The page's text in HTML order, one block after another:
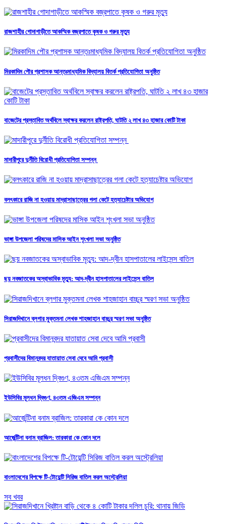
রাজশাহীর গোদাগাড়ীতে আকস্মিক বজ্রপাতে কৃষক ও গরুর মৃত্যু
মিরকাদিম পৌর প্রশাসক আন্তঃমাধ্যমিক বিদ্যালয় বিতর্ক প্রতিযোগিতা অনুষ্ঠিত
বাজেটের প্রস্তাবিত অর্থবিলে স্বাক্ষর করলেন রাষ্ট্রপতি, ঘাটতি ২ লাখ ৪৩ হাজার কোটি টাকা
মাদারীপুরে দুর্নীতি বিরোধী প্রতিযোগিতা সম্পন্ন
বলৎকারে রাজি না হওয়ায় মাদ্রাসাছাত্রের গলা কেটে হত্যাচেষ্টার অভিযোগ
ভাঙ্গা উপজেলা পরিষদের মাসিক আইন শৃংখলা সভা অনুষ্ঠিত
ছয় নবজাতকের অস্বাভাবিক মৃত্যু: আদ-দ্বীন হাসপাতালের লাইসেন্স বাতিল
সিরাজদিখানে ব্লগার মুক্তমনা লেখক শাহজাহান বাচ্চুর স্মরণ সভা অনুষ্ঠিত
প্রবাসীদের বিমানবন্দর যাতায়াত সেবা দেবে আমি প্রবাসী
ইউসিবির মূলধন দ্বিগুণ, ৪৩তম এজিএম সম্পন্ন
আর্জেন্টিনা বনাম ব্রাজিল: তারকারা কে কোন দলে
বাংলাদেশের বিপক্ষে টি-টোয়েন্টি সিরিজ বাতিল করল অস্ট্রেলিয়া
সব খবর